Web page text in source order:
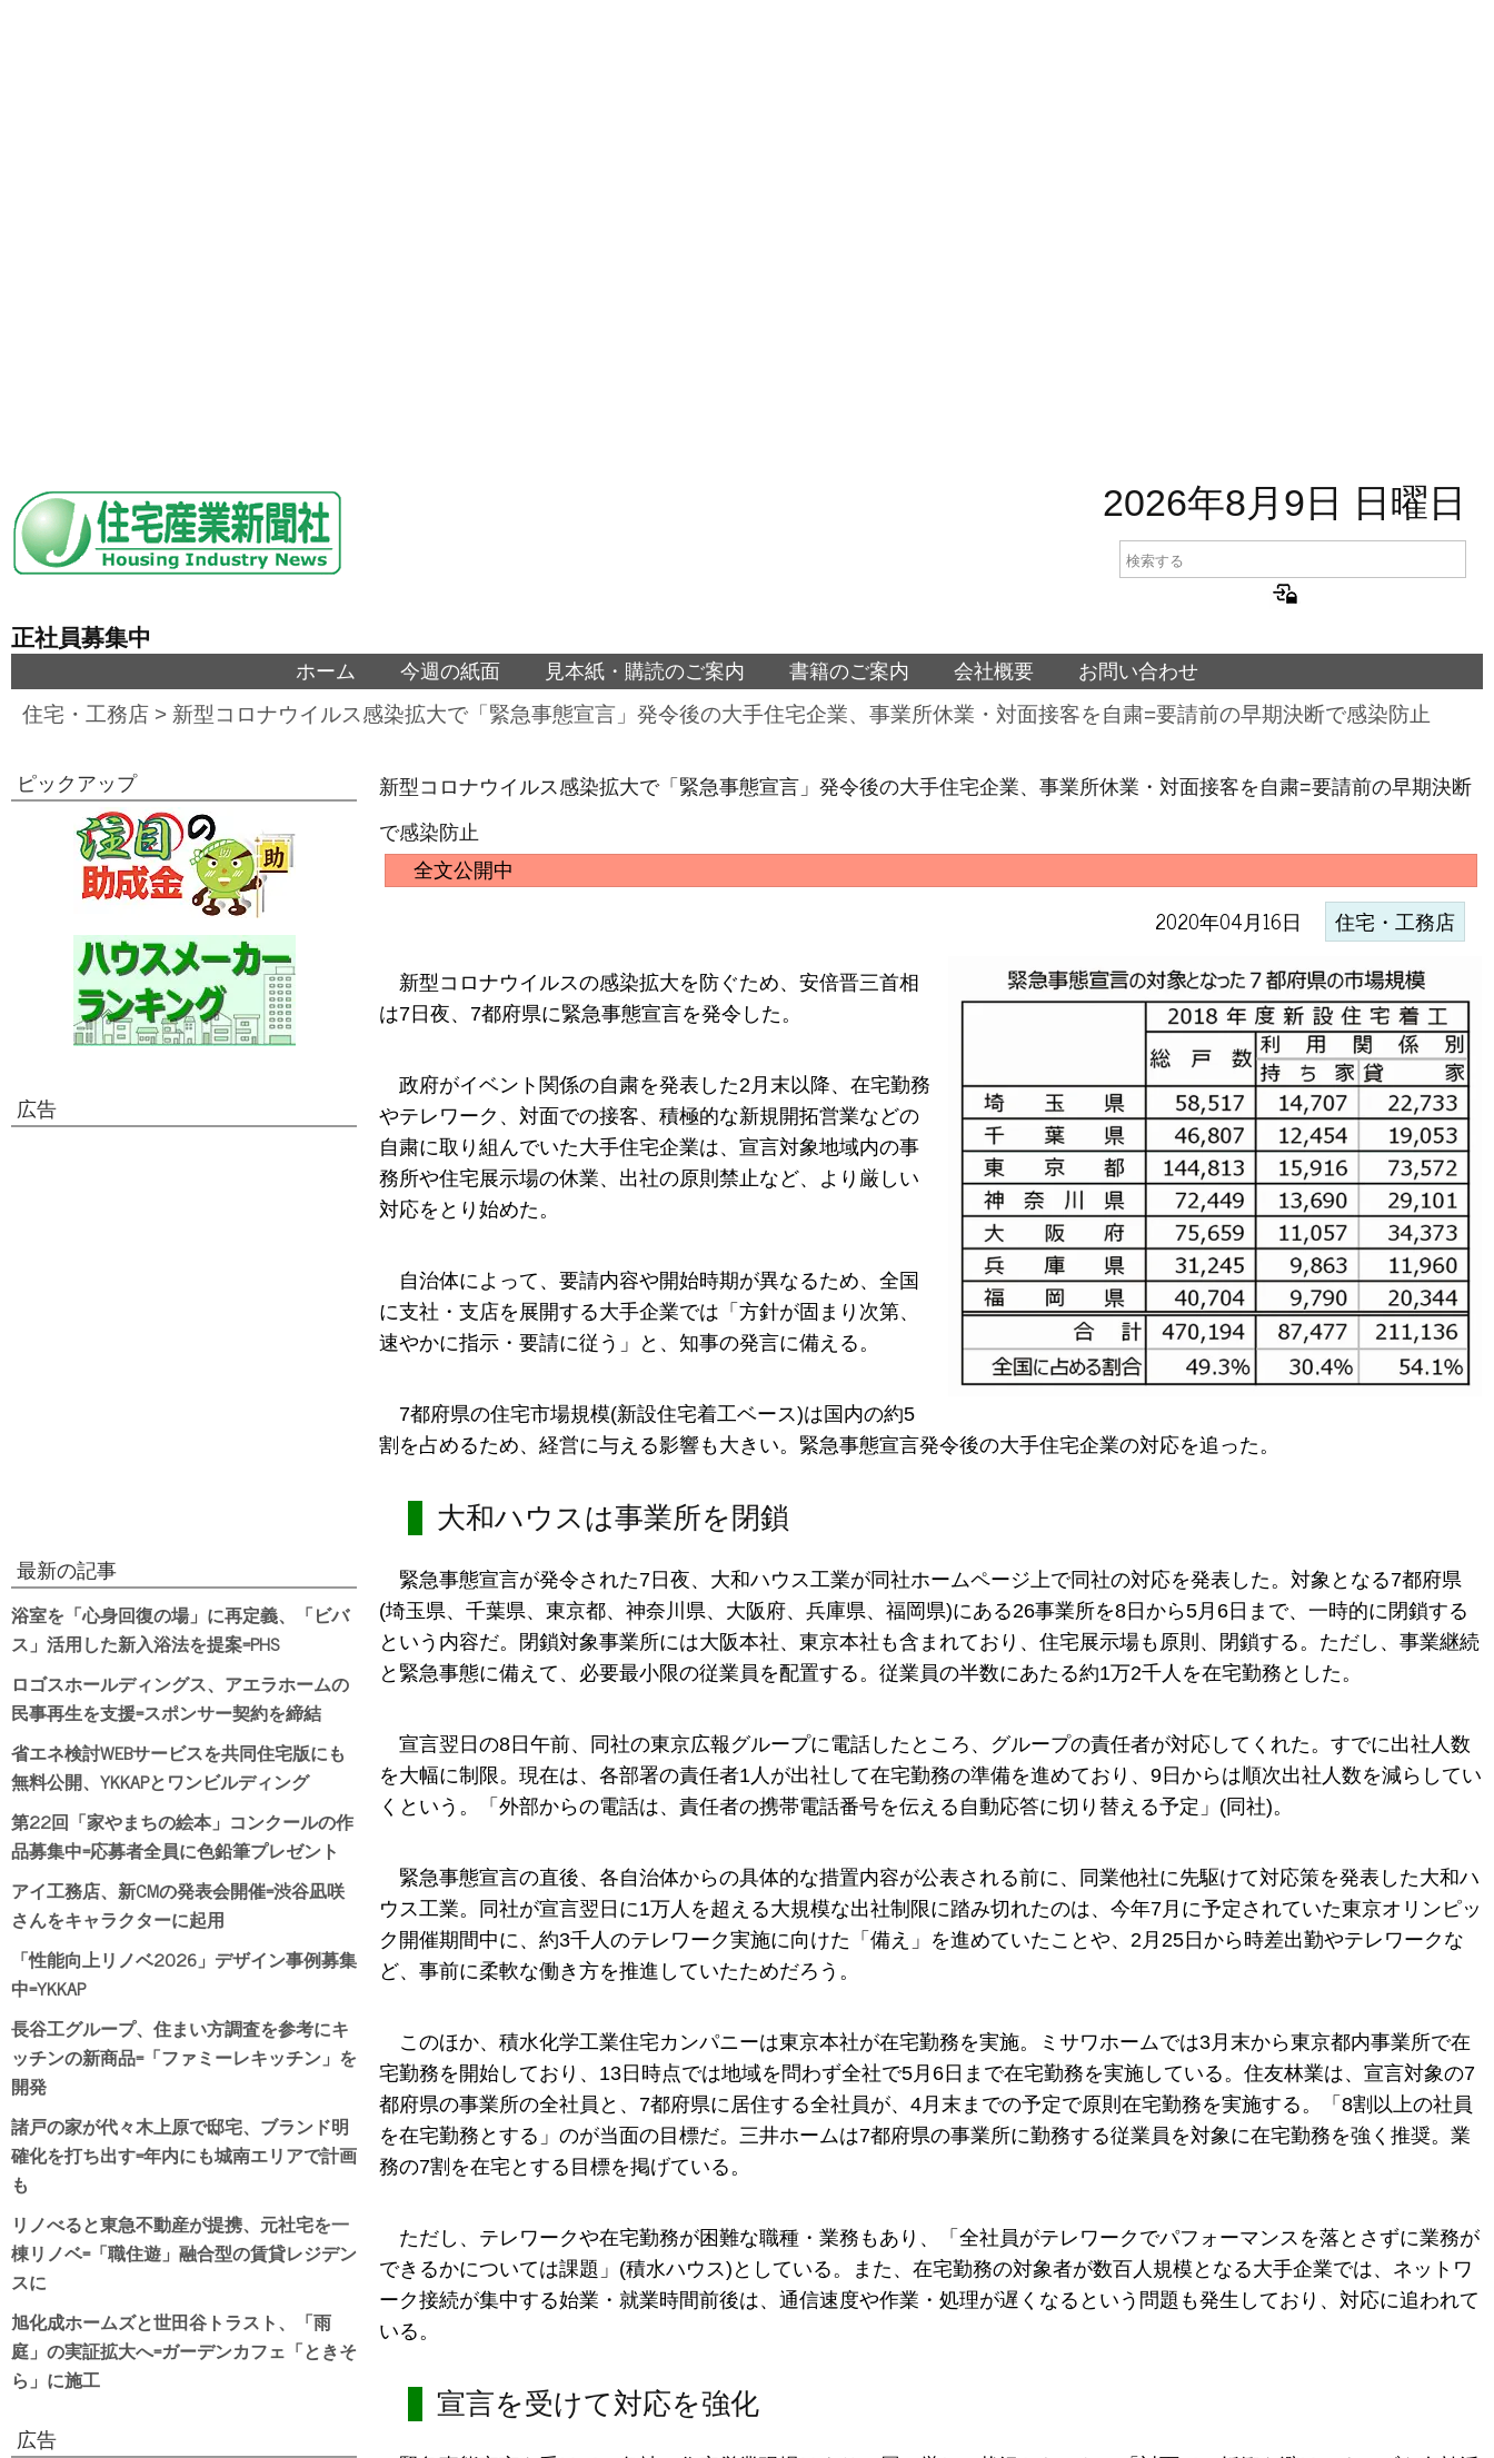
2026年8月9日 日曜日
正社員募集中
ホーム 今週の紙面 見本紙・購読のご案内 書籍のご案内 会社概要 お問い合わせ
住宅・工務店 > 新型コロナウイルス感染拡大で「緊急事態宣言」発令後の大手住宅企業、事業所休業・対面接客を自粛=要請前の早期決断で感染防止
新型コロナウイルス感染拡大で「緊急事態宣言」発令後の大手住宅企業、事業所休業・対面接客を自粛=要請前の早期決断
で感染防止
全文公開中
2020年04月16日 住宅・工務店
新型コロナウイルスの感染拡大を防ぐため、安倍晋三首相
は7日夜、7都府県に緊急事態宣言を発令した。
政府がイベント関係の自粛を発表した2月末以降、在宅勤務
やテレワーク、対面での接客、積極的な新規開拓営業などの
自粛に取り組んでいた大手住宅企業は、宣言対象地域内の事
務所や住宅展示場の休業、出社の原則禁止など、より厳しい
対応をとり始めた。
自治体によって、要請内容や開始時期が異なるため、全国
に支社・支店を展開する大手企業では「方針が固まり次第、
速やかに指示・要請に従う」と、知事の発言に備える。
7都府県の住宅市場規模(新設住宅着工ベース)は国内の約5
割を占めるため、経営に与える影響も大きい。緊急事態宣言発令後の大手住宅企業の対応を追った。
大和ハウスは事業所を閉鎖
緊急事態宣言が発令された7日夜、大和ハウス工業が同社ホームページ上で同社の対応を発表した。対象となる7都府県
(埼玉県、千葉県、東京都、神奈川県、大阪府、兵庫県、福岡県)にある26事業所を8日から5月6日まで、一時的に閉鎖する
という内容だ。閉鎖対象事業所には大阪本社、東京本社も含まれており、住宅展示場も原則、閉鎖する。ただし、事業継続
と緊急事態に備えて、必要最小限の従業員を配置する。従業員の半数にあたる約1万2千人を在宅勤務とした。
宣言翌日の8日午前、同社の東京広報グループに電話したところ、グループの責任者が対応してくれた。すでに出社人数
を大幅に制限。現在は、各部署の責任者1人が出社して在宅勤務の準備を進めており、9日からは順次出社人数を減らしてい
くという。「外部からの電話は、責任者の携帯電話番号を伝える自動応答に切り替える予定」(同社)。
緊急事態宣言の直後、各自治体からの具体的な措置内容が公表される前に、同業他社に先駆けて対応策を発表した大和ハ
ウス工業。同社が宣言翌日に1万人を超える大規模な出社制限に踏み切れたのは、今年7月に予定されていた東京オリンピッ
ク開催期間中に、約3千人のテレワーク実施に向けた「備え」を進めていたことや、2月25日から時差出勤やテレワークな
ど、事前に柔軟な働き方を推進していたためだろう。
このほか、積水化学工業住宅カンパニーは東京本社が在宅勤務を実施。ミサワホームでは3月末から東京都内事業所で在
宅勤務を開始しており、13日時点では地域を問わず全社で5月6日まで在宅勤務を実施している。住友林業は、宣言対象の7
都府県の事業所の全社員と、7都府県に居住する全社員が、4月末までの予定で原則在宅勤務を実施する。「8割以上の社員
を在宅勤務とする」のが当面の目標だ。三井ホームは7都府県の事業所に勤務する従業員を対象に在宅勤務を強く推奨。業
務の7割を在宅とする目標を掲げている。
ただし、テレワークや在宅勤務が困難な職種・業務もあり、「全社員がテレワークでパフォーマンスを落とさずに業務が
できるかについては課題」(積水ハウス)としている。また、在宅勤務の対象者が数百人規模となる大手企業では、ネットワ
ーク接続が集中する始業・就業時間前後は、通信速度や作業・処理が遅くなるという問題も発生しており、対応に追われて
いる。
宣言を受けて対応を強化
ピックアップ
広告
最新の記事
浴室を「心身回復の場」に再定義、「ビバ
ス」活用した新入浴法を提案=PHS
ロゴスホールディングス、アエラホームの
民事再生を支援=スポンサー契約を締結
省エネ検討WEBサービスを共同住宅版にも
無料公開、YKKAPとワンビルディング
第22回「家やまちの絵本」コンクールの作
品募集中=応募者全員に色鉛筆プレゼント
アイ工務店、新CMの発表会開催=渋谷凪咲
さんをキャラクターに起用
「性能向上リノベ2026」デザイン事例募集
中=YKKAP
長谷工グループ、住まい方調査を参考にキ
ッチンの新商品=「ファミーレキッチン」を
開発
諸戸の家が代々木上原で邸宅、ブランド明
確化を打ち出す=年内にも城南エリアで計画
も
リノべると東急不動産が提携、元社宅を一
棟リノベ=「職住遊」融合型の賃貸レジデン
スに
旭化成ホームズと世田谷トラスト、「雨
庭」の実証拡大へ=ガーデンカフェ「ときそ
ら」に施工
広告